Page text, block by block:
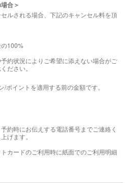
合＞
ルされる場合、下記のキャンセル料を頂
100%
約状況によりご希望に添えない場合がご
ださい。
ポイントを適用する前の金額です。
約時にお伝えする電話番号までご連絡く
げます。
カードのご利用時に紙面でのご利用明細